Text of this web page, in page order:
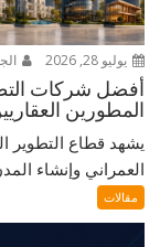
يوليو 28, 2026
المطورين
يشهد قطاع التطوير
العمراني وإنشاء
مقالات